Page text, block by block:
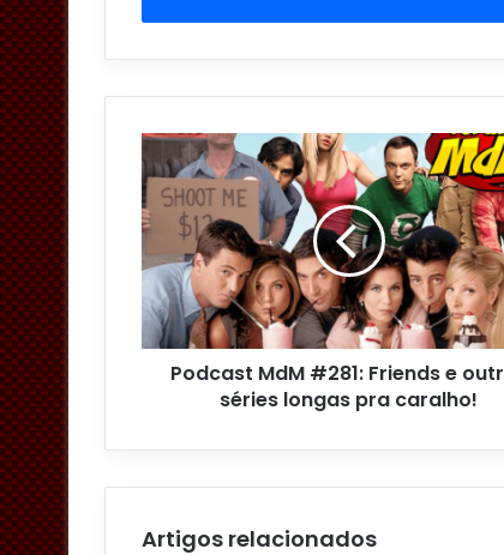
r
s
e
n
d
r
e
o
m
Podcast MdM #281: Friends e
séries longas pra caralho!
Artigos relacionados